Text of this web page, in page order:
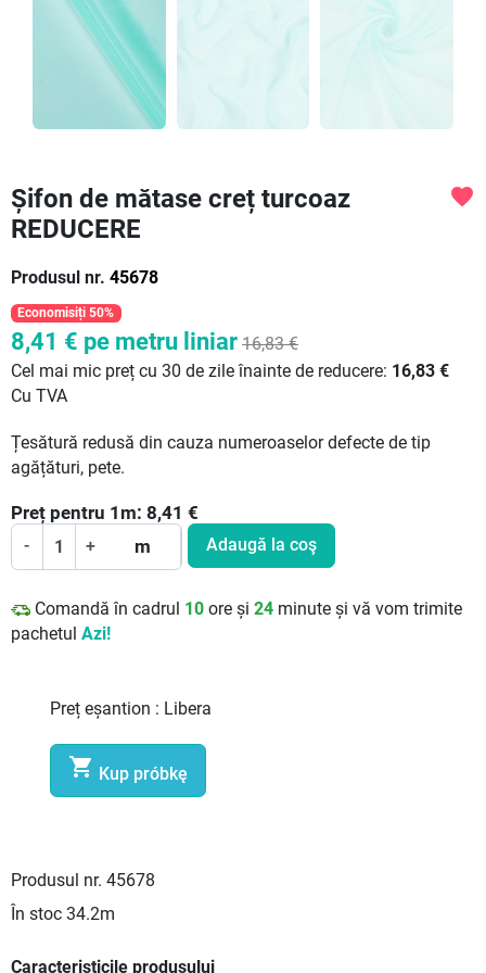
Șifon de mătase creț turcoaz
REDUCERE
Produsul nr. 45678
favorite
Economisiți 50%
8,41 € pe metru liniar 16,83 €
Cel mai mic preț cu 30 de zile înainte de reducere: 16,83 €
Cu TVA
Țesătură redusă din cauza numeroaselor defecte de tip
agățături, pete.
Preț pentru 1 m: 8,41 €
- + m Adaugă la coş
Comandă în cadrul 10 ore și 24 minute și vă vom trimite
pachetul Azi!
Preț eșantion : Libera
 Kup próbkę
Produsul nr. 45678
În stoc 34.2m
Caracteristicile produsului